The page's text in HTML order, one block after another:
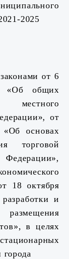
2025
от 6
«Об общих
местного
от
основах
торговой
18 октября
и
в целях
города